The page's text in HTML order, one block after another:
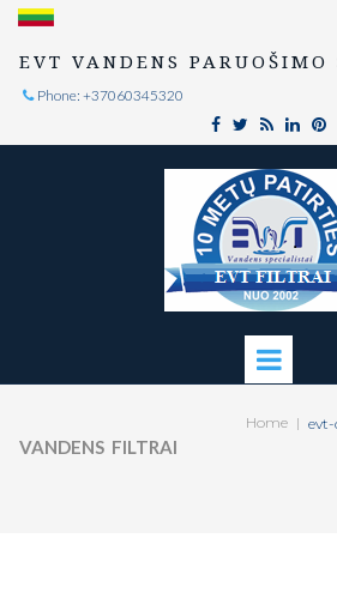
EVT VANDENS
 Phone: +37060345320
Home |
VANDENS FILTRAI